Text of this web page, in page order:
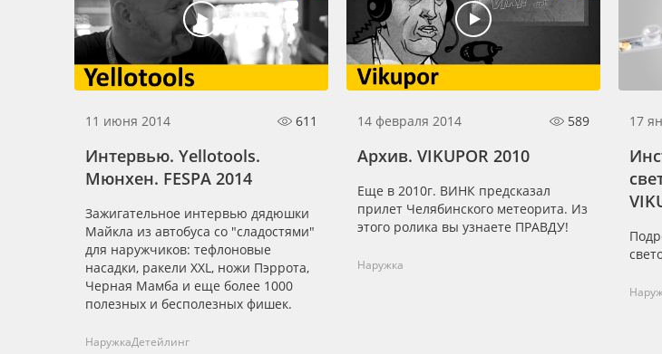
Упаковочные материалы
Оборудование и инструмент
Новинки ассортимента
Oracal 641
Orajet 3640
Плёнка монтажная Oratape
ПЭТ листовой
ПЭТ бэклит
Вспененный ПВХ
Баннер
Заготовки для сувениров
11 июня 2014 611
Интервью. Yellotools.
Мюнхен. FESPA 2014
Зажигательное интервью дядюшки
Майкла из автобуса со "сладостями"
для наружчиков: тефлоновые
насадки, ракели XXL, ножи Пэррота,
Черная Мамба и еще более 1000
полезных и бесполезных фишек.
НаружкаДетейлинг
14 февраля 2014 589
Архив. VIKUPOR 2010
Еще в 2010г. ВИНК предсказал
прилет Челябинского метеорита. Из
этого ролика вы узнаете ПРАВДУ!
Наружка
17